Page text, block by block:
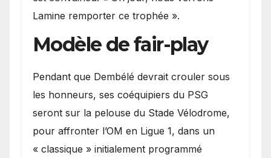
Lamine remporter ce trophée ».
Modèle de fair-play
Pendant que Dembélé devrait crouler sous
les honneurs, ses coéquipiers du PSG
seront sur la pelouse du Stade Vélodrome,
pour affronter l’OM en Ligue 1, dans un
« classique » initialement programmé